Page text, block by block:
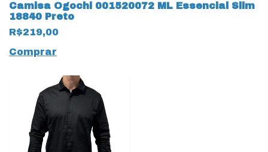
Camisa Ogochi 001520072 ML Essencial Slim
18840 Preto
R$219,00
Comprar